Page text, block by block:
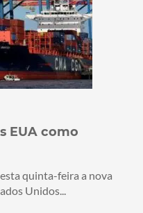
EUA como
quinta-feira a nova
Unidos...